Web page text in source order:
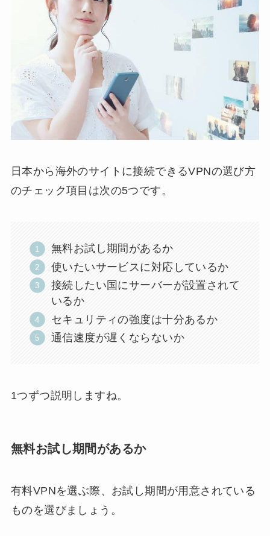
日本から海外のサイトに接続できるVPNの選び方
のチェック項目は次の5つです。
無料お試し期間があるか
使いたいサービスに対応しているか
接続したい国にサーバーが設置されて
いるか
セキュリティの強度は十分あるか
通信速度が遅くならないか
1つずつ説明しますね。
無料お試し期間があるか
有料VPNを選ぶ際、お試し期間が用意されている
ものを選びましょう。